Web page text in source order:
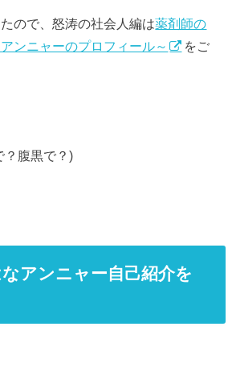
ので、怒涛の社会人編は薬剤師の
ンニャーのプロフィール～
をご
？腹黒で？)
アンニャー自己紹介を